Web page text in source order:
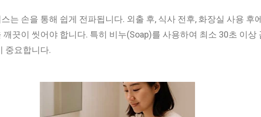
는 손을 통해 쉽게 전파됩니다. 외출 후, 식사 전후, 화장실 사용 후
깨끗이 씻어야 합니다. 특히 비누(Soap)를 사용하여 최소 30초 이상
중요합니다.